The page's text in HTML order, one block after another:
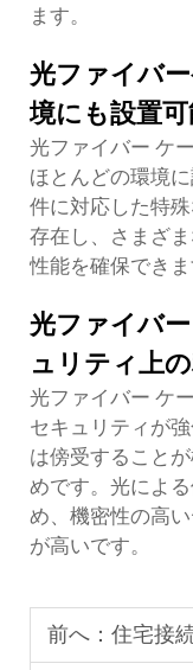
ます。
光ファイバ
境にも設置
光ファイバー ケ
ほとんどの環境
件に対応した特
存在し、さまざ
性能を確保できま
光ファイバ
ュリティ上
光ファイバー ケ
セキュリティが
は傍受すること
めです。光によ
め、機密性の高
が高いです。
前へ： 住宅接続にお